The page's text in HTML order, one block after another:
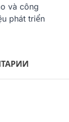
và công
phát triển